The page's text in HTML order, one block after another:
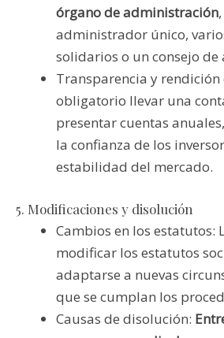
órgano de administración
administrador único,
solidarios o un consejo
Transparencia y rendición
obligatorio llevar una
presentar cuentas
la confianza de los
estabilidad del mercado.
5. Modificaciones y disolución
Cambios en los estatutos:
modificar los estatutos
adaptarse a nuevas
que se cumplan los
Causas de disolución: